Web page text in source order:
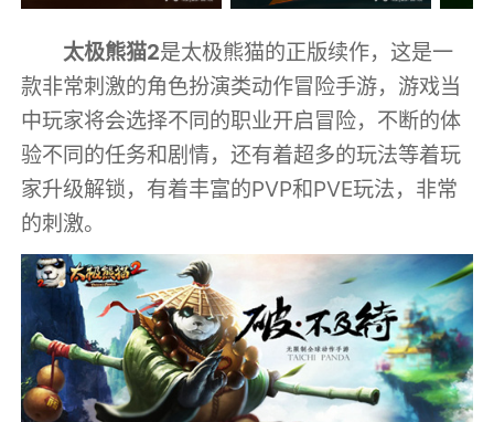
太极熊猫2是太极熊猫的正版续作，这是一
款非常刺激的角色扮演类动作冒险手游，游戏当
中玩家将会选择不同的职业开启冒险，不断的体
验不同的任务和剧情，还有着超多的玩法等着玩
家升级解锁，有着丰富的PVP和PVE玩法，非常
的刺激。